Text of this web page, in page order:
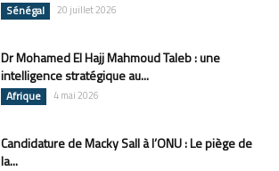
Sénégal 20 juillet 2026
Dr Mohamed El Hajj Mahmoud Taleb : une
intelligence stratégique au...
Afrique 4 mai 2026
Candidature de Macky Sall à l’ONU : Le piège de
la...